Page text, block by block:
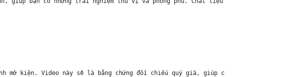
mở kiện. Video này sẽ là bằng chứng đối chiếu quý giá, giúp chúng tôi nhanh